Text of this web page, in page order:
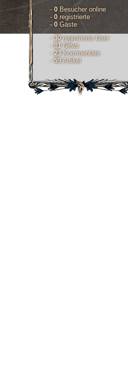
- 0 Besucher online
- 0 registrierte
- 0 Gäste
- 30registrierte User
- 81 News
- 23 Kommentare
- 59Artikel